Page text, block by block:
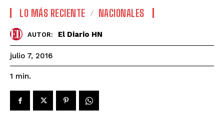
LO MÁS RECIENTE NACIONALES
AUTOR: El Diario HN
julio 7, 2016
1 min.